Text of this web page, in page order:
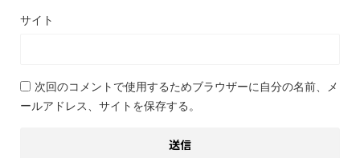
サイト
次回のコメントで使用するためブラウザーに自分の名前、メ
ールアドレス、サイトを保存する。